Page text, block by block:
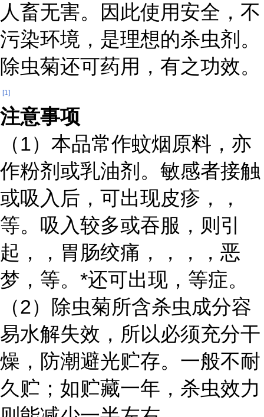
人畜无害。因此使用安全，不
污染环境，是理想的杀虫剂。
除虫菊还可药用，有之功效。
[1]
注意事项
（1）本品常作蚊烟原料，亦
作粉剂或乳油剂。敏感者接触
或吸入后，可出现皮疹，，
等。吸入较多或吞服，则引
起，，胃肠绞痛，，，，恶
梦，等。*还可出现，等症。
（2）除虫菊所含杀虫成分容
易水解失效，所以必须充分干
燥，防潮避光贮存。一般不耐
久贮；如贮藏一年，杀虫效力